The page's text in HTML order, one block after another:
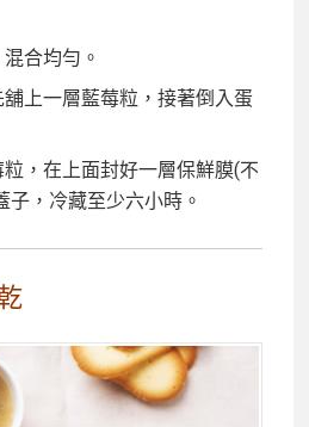
合均勻。
上一層藍莓粒，接著倒入蛋
，在上面封好一層保鮮膜(不
子，冷藏至少六小時。